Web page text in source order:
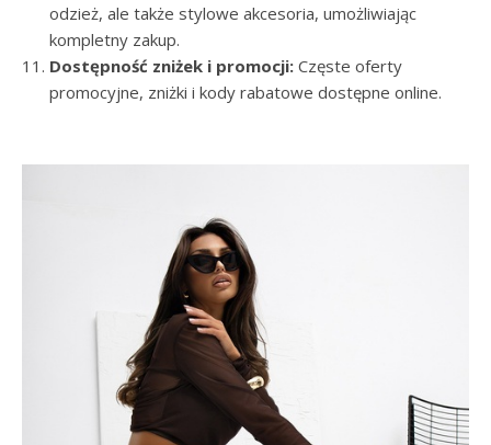
odzież, ale także stylowe akcesoria, umożliwiając
kompletny zakup.
Dostępność zniżek i promocji: Częste oferty
promocyjne, zniżki i kody rabatowe dostępne online.